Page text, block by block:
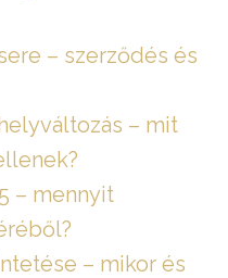
– szerződés és
– mit
– mennyit
– mikor és